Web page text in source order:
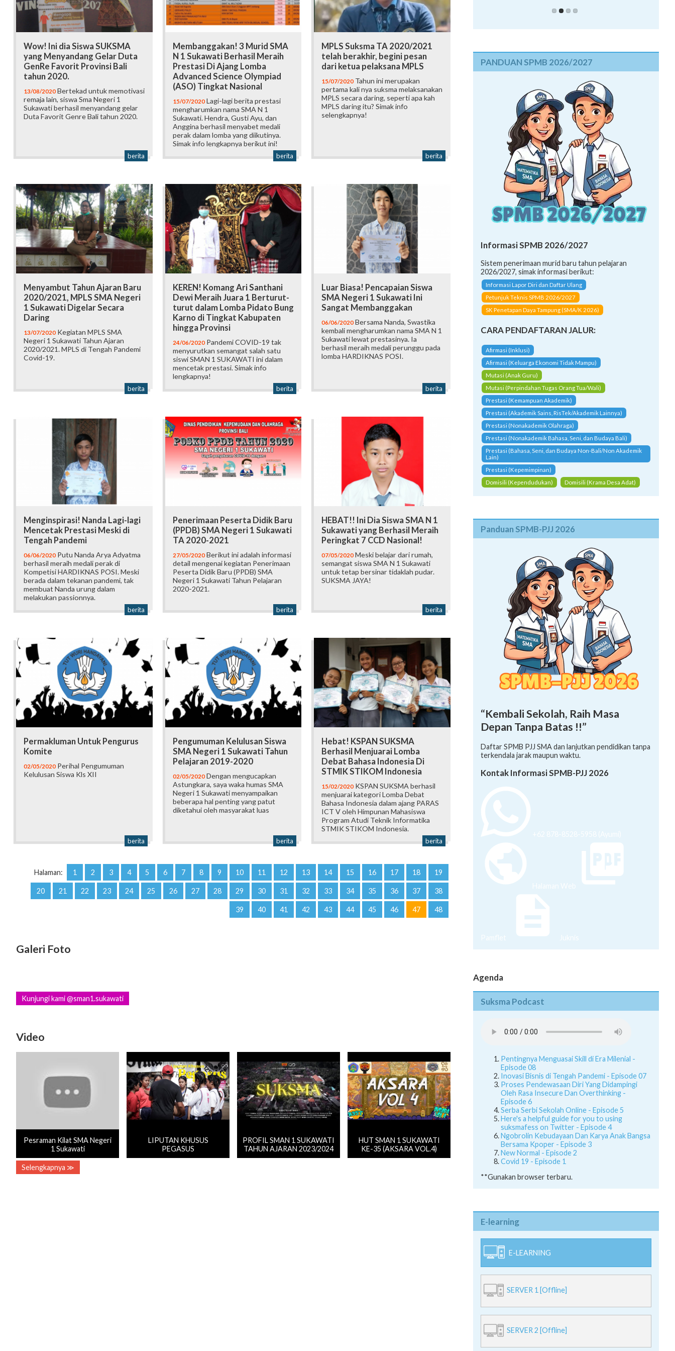
Wow! Ini dia Siswa SUKSMA
yang Menyandang Gelar Duta
GenRe Favorit Provinsi Bali
tahun 2020.
13/08/2020 Bertekad untuk memotivasi
remaja lain, siswa Sma Negeri 1
Sukawati berhasil menyandang gelar
Duta Favorit Genre Bali tahun 2020.
berita
Membanggakan! 3 Murid SMA
N 1 Sukawati Berhasil Meraih
Prestasi Di Ajang Lomba
Advanced Science Olympiad
(ASO) Tingkat Nasional
15/07/2020Lagi-lagi berita prestasi
mengharumkan nama SMA N 1
Sukawati. Hendra, Gusti Ayu, dan
Anggina berhasil menyabet medali
perak dalam lomba yang diikutinya.
Simak info lengkapnya berikut ini!
berita
MPLS Suksma TA 2020/2021
telah berakhir, begini pesan
dari ketua pelaksana MPLS
15/07/2020 Tahun ini merupakan
pertama kali nya suksma melaksanakan
MPLS secara daring, seperti apa kah
MPLS daring itu? Simak info
selengkapnya!
berita
Menyambut Tahun Ajaran Baru
2020/2021, MPLS SMA Negeri
1 Sukawati Digelar Secara
Daring
13/07/2020 Kegiatan MPLS SMA
Negeri 1 Sukawati Tahun Ajaran
2020/2021. MPLS di Tengah Pandemi
Covid-19.
berita
KEREN! Komang Ari Santhani
Dewi Meraih Juara 1 Berturut-
turut dalam Lomba Pidato Bung
Karno di Tingkat Kabupaten
hingga Provinsi
24/06/2020Pandemi COVID-19 tak
menyurutkan semangat salah satu
siswi SMAN 1 SUKAWATI ini dalam
mencetak prestasi. Simak info
lengkapnya!
berita
Luar Biasa! Pencapaian Siswa
SMA Negeri 1 Sukawati Ini
Sangat Membanggakan
06/06/2020 Bersama Nanda, Swastika
kembali mengharumkan nama SMA N 1
Sukawati lewat prestasinya. Ia
berhasil meraih medali perunggu pada
lomba HARDIKNAS POSI.
berita
Menginspirasi! Nanda Lagi-lagi
Mencetak Prestasi Meski di
Tengah Pandemi
06/06/2020 Putu Nanda Arya Adyatma
berhasil meraih medali perak di
Kompetisi HARDIKNAS POSI. Meski
berada dalam tekanan pandemi, tak
membuat Nanda urung dalam
melakukan passionnya.
berita
Penerimaan Peserta Didik Baru
(PPDB) SMA Negeri 1 Sukawati
TA 2020-2021
27/05/2020Berikut ini adalah informasi
detail mengenai kegiatan Penerimaan
Peserta Didik Baru (PPDB) SMA
Negeri 1 Sukawati Tahun Pelajaran
2020-2021.
berita
HEBAT!! Ini Dia Siswa SMA N 1
Sukawati yang Berhasil Meraih
Peringkat 7 CCD Nasional!
07/05/2020 Meski belajar dari rumah,
semangat siswa SMA N 1 Sukawati
untuk tetap bersinar tidaklah pudar.
SUKSMA JAYA!
berita
Permakluman Untuk Pengurus
Komite
02/05/2020 Perihal Pengumuman
Kelulusan Siswa Kls XII
berita
Pengumuman Kelulusan Siswa
SMA Negeri 1 Sukawati Tahun
Pelajaran 2019-2020
02/05/2020Dengan mengucapkan
Astungkara, saya waka humas SMA
Negeri 1 Sukawati menyampaikan
beberapa hal penting yang patut
diketahui oleh masyarakat luas
berita
Hebat! KSPAN SUKSMA
Berhasil Menjuarai Lomba
Debat Bahasa Indonesia Di
STMIK STIKOM Indonesia
15/02/2020 KSPAN SUKSMA berhasil
menjuarai kategori Lomba Debat
Bahasa Indonesia dalam ajang PARAS
ICT V oleh Himpunan Mahasiswa
Program Atudi Teknik Informatika
STMIK STIKOM Indonesia.
berita
Halaman: 1 2 3 4 5 6 7 8 9 10 11 12 13 14 15 16 17 18 19
20 21 22 23 24 25 26 27 28 29 30 31 32 33 34 35 36 37 38
39 40 41 42 43 44 45 46 47 48
Galeri Foto
Kunjungi kami @sman1.sukawati
Video
Pesraman Kilat SMA Negeri
1 Sukawati
LIPUTAN KHUSUS
PEGASUS
PROFIL SMAN 1 SUKAWATI
TAHUN AJARAN 2023/2024
HUT SMAN 1 SUKAWATI
KE-35 (AKSARA VOL.4)
Selengkapnya ≫
PANDUAN SPMB 2026/2027
Informasi SPMB 2026/2027
Sistem penerimaan murid baru tahun pelajaran
2026/2027, simak informasi berikut:
Informasi Lapor Diri dan Daftar Ulang
Petunjuk Teknis SPMB 2026/2027
SK Penetapan Daya Tampung (SMA/K 2026)
CARA PENDAFTARAN JALUR:
Afirmasi (Inklusi)
Afirmasi (Keluarga Ekonomi Tidak Mampu)
Mutasi (Anak Guru)
Mutasi (Perpindahan Tugas Orang Tua/Wali)
Prestasi (Kemampuan Akademik)
Prestasi (Akademik Sains, RisTek/Akademik Lainnya)
Prestasi (Nonakademik Olahraga)
Prestasi (Nonakademik Bahasa, Seni, dan Budaya Bali)
Prestasi (Bahasa, Seni, dan Budaya Non-Bali/Non Akademik
Lain)
Prestasi (Kepemimpinan)
Domisili (Kependudukan)
Domisili (Krama Desa Adat)
Panduan SPMB-PJJ 2026
“Kembali Sekolah, Raih Masa
Depan Tanpa Batas !!”
Daftar SPMB PJJ SMA dan lanjutkan pendidikan tanpa
terkendala jarak maupun waktu.
Kontak Informasi SPMB-PJJ 2026
+62 878-8528-5958 (Ayumi)
Halaman Web
Pamflet Juknis
Agenda
Suksma Podcast
Pentingnya Menguasai Skill di Era Milenial -
Episode 08
Inovasi Bisnis di Tengah Pandemi - Episode 07
Proses Pendewasaan Diri Yang Didampingi
Oleh Rasa Insecure Dan Overthinking -
Episode 6
Serba Serbi Sekolah Online - Episode 5
Here's a helpful guide for you to using
suksmafess on Twitter - Episode 4
Ngobrolin Kebudayaan Dan Karya Anak Bangsa
Bersama Kpoper - Episode 3
New Normal - Episode 2
Covid 19 - Episode 1
**Gunakan browser terbaru.
E-learning
E-LEARNING
SERVER 1 [Offline]
SERVER 2 [Offline]